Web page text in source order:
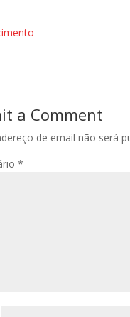
a Comment
de email não será
*